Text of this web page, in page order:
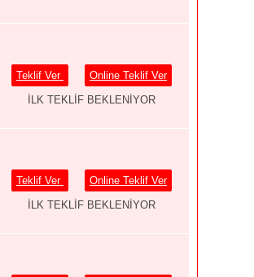
Teklif Ver
Online Teklif Ver
İLK TEKLİF BEKLENİYOR
Teklif Ver
Online Teklif Ver
İLK TEKLİF BEKLENİYOR